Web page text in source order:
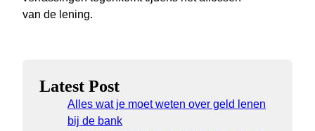
van de lening.
Latest Post
Alles wat je moet weten over geld lenen
bij de bank